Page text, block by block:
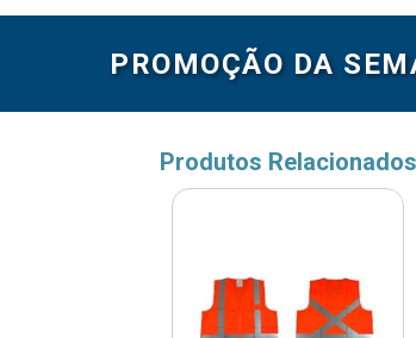
PROMOÇÃO DA
Produtos Relacionados